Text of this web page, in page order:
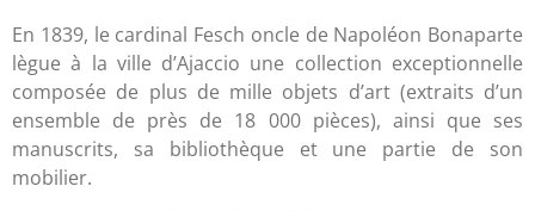
En 1839, le cardinal Fesch oncle de Napoléon Bonaparte
lègue à la ville d’Ajaccio une collection exceptionnelle
composée de plus de mille objets d’art (extraits d’un
ensemble de près de 18 000 pièces), ainsi que ses
manuscrits, sa bibliothèque et une partie de son
mobilier.